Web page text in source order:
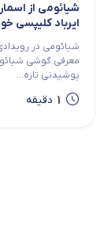
ایرباد کلیپسی
شیائومی در
پوشیدنی تازه...
1 دقیقه